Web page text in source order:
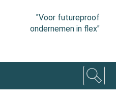
"Voor futureproof
ondernemen in flex"